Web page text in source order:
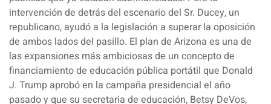
intervención de detrás del escenario del Sr. Ducey, un
republicano, ayudó a la legislación a superar la oposición
de ambos lados del pasillo. El plan de Arizona es una de
las expansiones más ambiciosas de un concepto de
financiamiento de educación pública portátil que Donald
J. Trump aprobó en la campaña presidencial el año
pasado y que su secretaria de educación, Betsy DeVos,